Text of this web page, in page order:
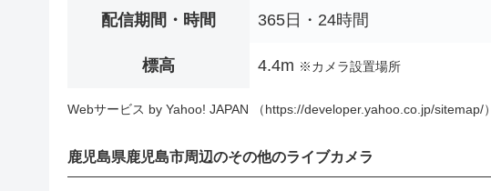
配信期間・時間 365日・24時間
標高 4.4m ※カメラ設置場所
Webサービス by Yahoo! JAPAN （https://developer.yahoo.co.jp/sitemap/）
鹿児島県鹿児島市周辺のその他のライブカメラ